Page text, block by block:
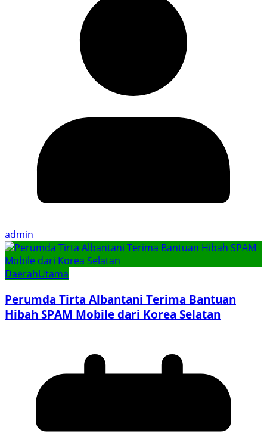
admin
DaerahUtama
Perumda Tirta Albantani Terima Bantuan
Hibah SPAM Mobile dari Korea Selatan